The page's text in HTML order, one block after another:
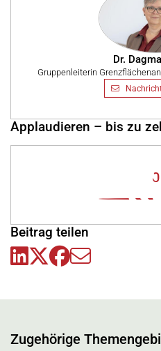
Dr.
Gruppenleiterin
Applaudieren – bis zu
0
Beitrag teilen
Zugehörige